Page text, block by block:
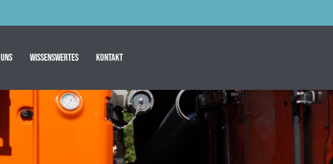
Wissenswertes Kontakt